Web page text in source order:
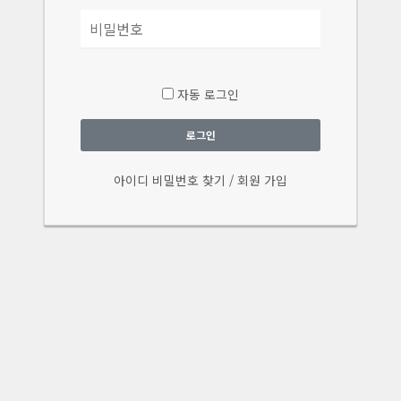
자동 로그인
로그인
아이디 비밀번호 찾기 / 회원 가입